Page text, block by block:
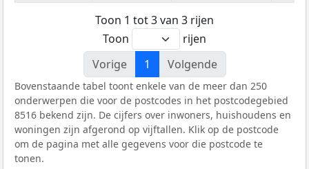
Toon 1 tot 3 van 3 rijen
Toon
rijen
Vorige
1 Volgende
Bovenstaande tabel toont enkele van de meer dan 250
onderwerpen die voor de postcodes in het postcodegebied
8516 bekend zijn. De cijfers over inwoners, huishoudens en
woningen zijn afgerond op vijftallen. Klik op de postcode
om de pagina met alle gegevens voor die postcode te
tonen.